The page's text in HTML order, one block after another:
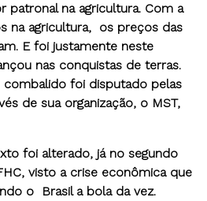
patronal na agricultura. Com a
na agricultura, os preços das
E foi justamente neste
nas conquistas de terras.
foi disputado pelas
de sua organização, o MST,
foi alterado, já no segundo
visto a crise econômica que
o Brasil a bola da vez.